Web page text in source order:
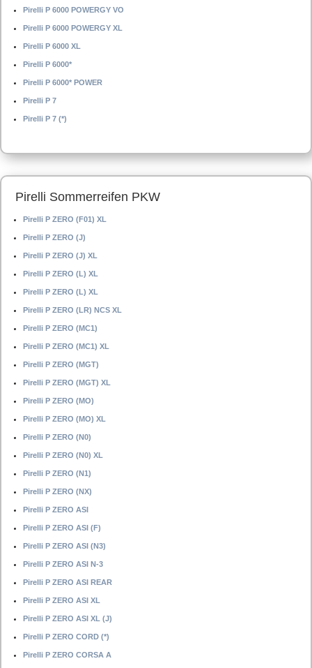
Pirelli P 6000 POWERGY VO
Pirelli P 6000 POWERGY XL
Pirelli P 6000 XL
Pirelli P 6000*
Pirelli P 6000* POWER
Pirelli P 7
Pirelli P 7 (*)
Pirelli Sommerreifen PKW
Pirelli P ZERO (F01) XL
Pirelli P ZERO (J)
Pirelli P ZERO (J) XL
Pirelli P ZERO (L) XL
Pirelli P ZERO (L) XL
Pirelli P ZERO (LR) NCS XL
Pirelli P ZERO (MC1)
Pirelli P ZERO (MC1) XL
Pirelli P ZERO (MGT)
Pirelli P ZERO (MGT) XL
Pirelli P ZERO (MO)
Pirelli P ZERO (MO) XL
Pirelli P ZERO (N0)
Pirelli P ZERO (N0) XL
Pirelli P ZERO (N1)
Pirelli P ZERO (NX)
Pirelli P ZERO ASI
Pirelli P ZERO ASI (F)
Pirelli P ZERO ASI (N3)
Pirelli P ZERO ASI N-3
Pirelli P ZERO ASI REAR
Pirelli P ZERO ASI XL
Pirelli P ZERO ASI XL (J)
Pirelli P ZERO CORD (*)
Pirelli P ZERO CORSA A